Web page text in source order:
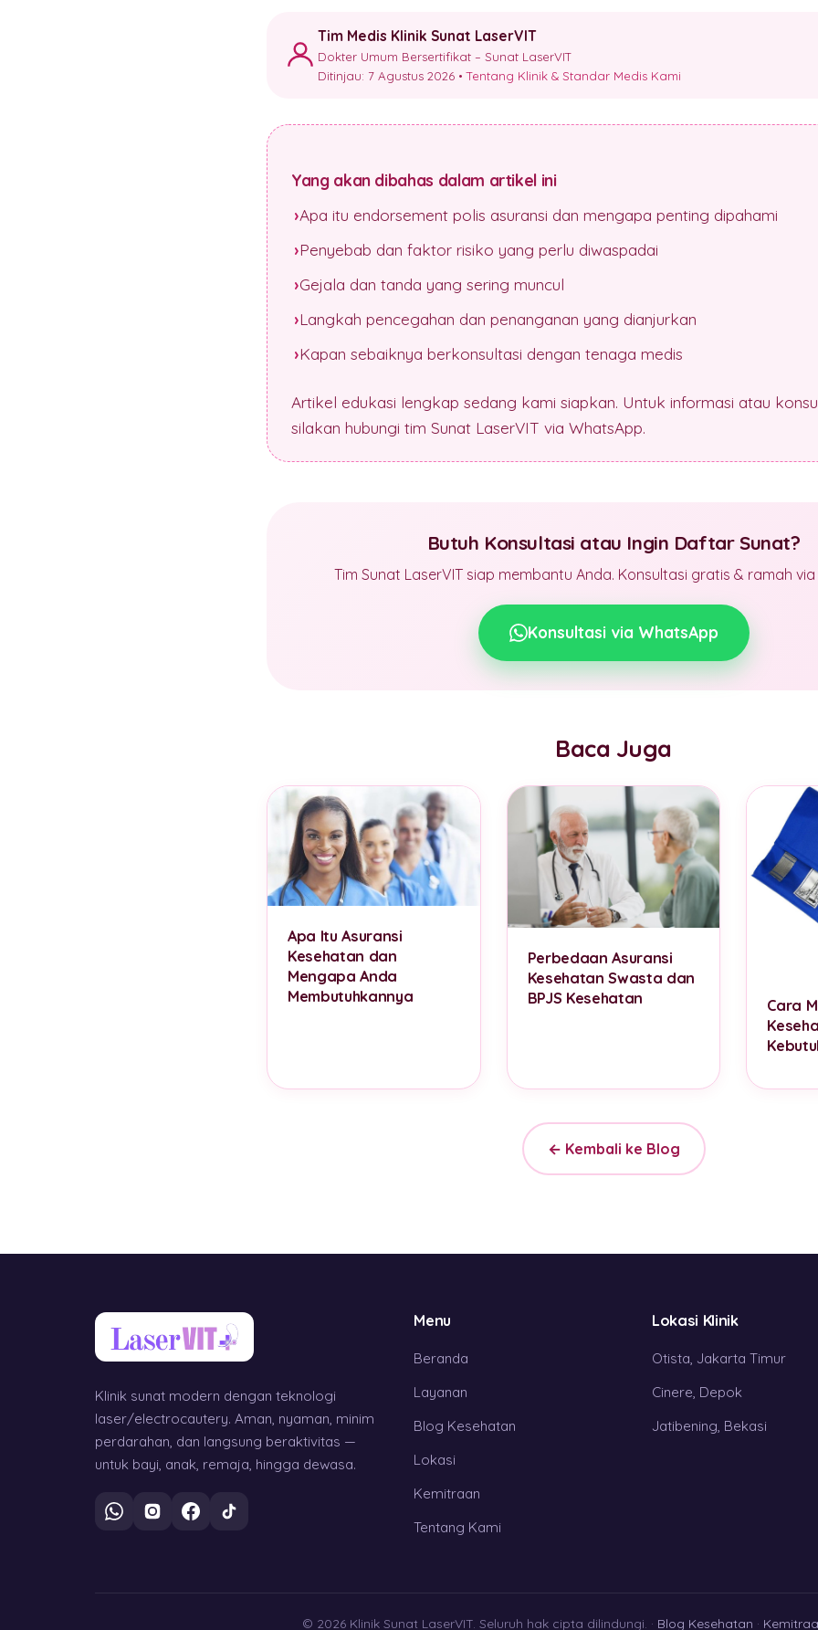
Tim Medis Klinik Sunat LaserVIT
Dokter Umum Bersertifikat – Sunat LaserVIT
Ditinjau: 7 Agustus 2026 •Tentang Klinik & Standar Medis Kami
Yang akan dibahas dalam artikel ini
Apa itu endorsement polis asuransi dan mengapa penting dipahami
Penyebab dan faktor risiko yang perlu diwaspadai
Gejala dan tanda yang sering muncul
Langkah pencegahan dan penanganan yang dianjurkan
Kapan sebaiknya berkonsultasi dengan tenaga medis
Artikel edukasi lengkap sedang kami siapkan. Untuk informasi atau
silakan hubungi tim Sunat LaserVIT via WhatsApp.
Butuh Konsultasi atau Ingin Daftar Sunat?
Tim Sunat LaserVIT siap membantu Anda. Konsultasi gratis & ramah
Konsultasi via WhatsApp
Baca Juga
Apa Itu Asuransi
Kesehatan dan
Mengapa Anda
Membutuhkannya
Perbedaan Asuransi
Kesehatan Swasta dan
BPJS Kesehatan
Cara
← Kembali ke Blog
Klinik sunat modern dengan teknologi
laser/electrocautery. Aman, nyaman, minim
perdarahan, dan langsung beraktivitas —
untuk bayi, anak, remaja, hingga dewasa.
Menu
Beranda
Layanan
Blog Kesehatan
Lokasi
Kemitraan
Tentang Kami
Lokasi Klinik
Otista, Jakarta Timur
Cinere, Depok
Jatibening, Bekasi
© 2026 Klinik Sunat LaserVIT. Seluruh hak cipta dilindungi. · Blog Kesehatan ·